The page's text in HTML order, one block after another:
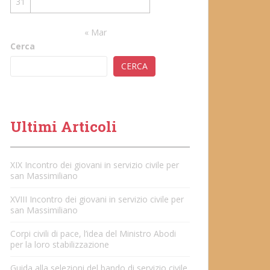
« Mar
Cerca
CERCA
Ultimi Articoli
XIX Incontro dei giovani in servizio civile per
san Massimiliano
XVIII Incontro dei giovani in servizio civile per
san Massimiliano
Corpi civili di pace, l’idea del Ministro Abodi
per la loro stabilizzazione